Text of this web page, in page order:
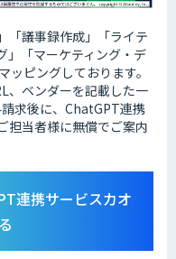
「議事録作成」「ライテ
」「マーケティング・デ
ピングしております。
、ベンダーを記載した一
求後に、ChatGPT連携
担当者様に無償でご案内
連携サービスカオ